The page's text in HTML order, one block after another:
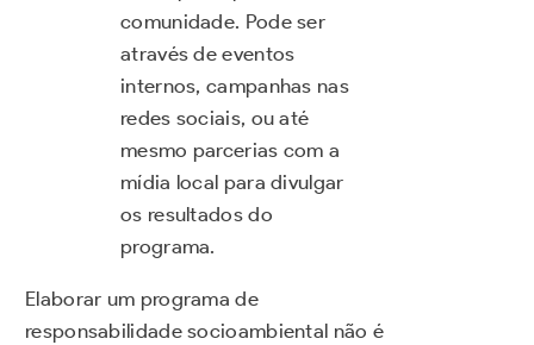
comunidade. Pode ser
através de eventos
internos, campanhas nas
redes sociais, ou até
mesmo parcerias com a
mídia local para divulgar
os resultados do
programa.
Elaborar um programa de
responsabilidade socioambiental não é